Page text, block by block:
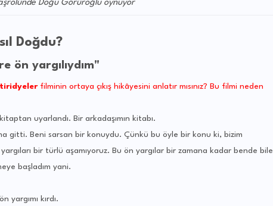
Doğu Görüroğlu oynuyor
Doğdu?
ön yargılıydım"
filminin ortaya çıkış hikâyesini anlatır mısınız? Bu filmi neden
kitaptan uyarlandı. Bir arkadaşımın kitabı.
gitti. Beni sarsan bir konuydu. Çünkü bu öyle bir konu ki, bizim
bir türlü aşamıyoruz. Bu ön yargılar bir zamana kadar bende bile
başladım yani.
kırdı.